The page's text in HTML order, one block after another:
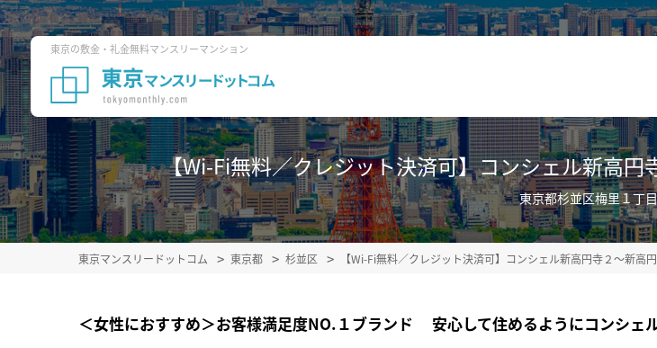
東京の敷金・礼金無料マンスリーマンション
【Wi-Fi無料／クレジット決済可】コンシェル新高
東京都杉並区梅里１丁
東京マンスリードットコム 東京都 杉並区 【Wi-Fi無料／クレジット決済可】コンシェル新高円寺２～新高
＜女性におすすめ＞お客様満足度NO.１ブランド 安心して住めるようにコンシェル